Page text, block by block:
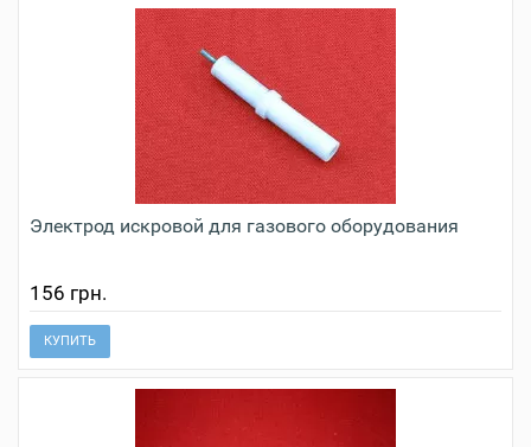
Электрод искровой для газового оборудования
156 грн.
КУПИТЬ